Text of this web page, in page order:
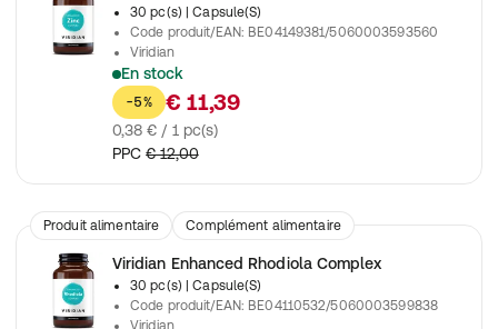
30 pc(s)
| Capsule(S)
Code produit/EAN: BE04149381/5060003593560
Viridian
En stock
Forme bien absorbable de zinc: picolinate (15 mg) de cuivre:
-5% € 11,39
0,38 € / 1 pc(s)
PPC € 12,00
Produit alimentaire Complément alimentaire
Viridian Enhanced Rhodiola Complex
30 pc(s)
| Capsule(S)
Code produit/EAN: BE04110532/5060003599838
Viridian